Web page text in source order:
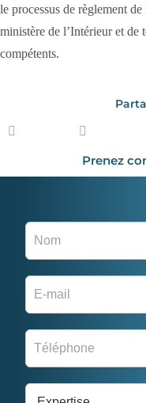
le processus de règlement
ministère de l’Intérieur et de
compétents.
Prenez